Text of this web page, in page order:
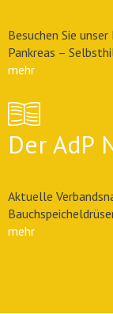
Besuchen Sie
Pankreas –
mehr
Der AdP
Aktuelle
mehr